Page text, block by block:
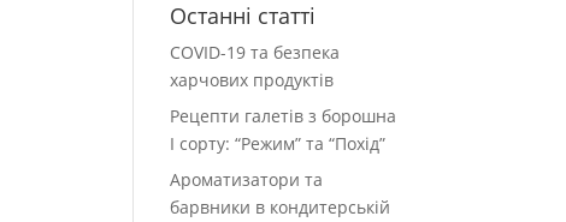
Останні статті
COVID-19 та безпека
харчових продуктів
Рецепти галетів з борошна
І сорту: “Режим” та “Похід”
Ароматизатори та
барвники в кондитерській